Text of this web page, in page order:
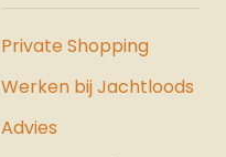
Private Shopping
Werken bij Jachtloods
Advies